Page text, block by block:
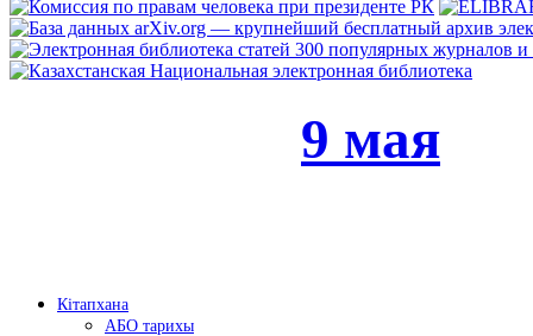
9 мая
Кітапхана
АБО тарихы